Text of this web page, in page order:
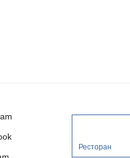
Ресторан